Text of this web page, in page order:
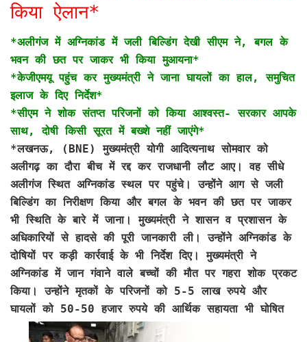
किया ऐलान*
*अलीगंज में अग्निकांड में जली बिल्डिंग देखी सीएम ने, बगल के
भवन की छत पर जाकर भी किया मुआयना*
*केजीएमयू पहुंच कर मुख्यमंत्री ने जाना घायलों का हाल, समुचित
इलाज के दिए निर्देश*
*सीएम ने शोक संतप्त परिजनों को किया आश्वस्त- सरकार आपके
साथ, दोषी किसी सूरत में बख्शे नहीं जाएंगे*
*लखनऊ, (BNE)
मुख्यमंत्री योगी आदित्यनाथ सोमवार को
अलीगढ़ का दौरा बीच में रद्द कर राजधानी लौट आए। वह सीधे
अलीगंज स्थित अग्निकांड स्थल पर पहुंचे। उन्होंने आग से जली
बिल्डिंग का निरीक्षण किया और बगल के भवन की छत पर जाकर
भी स्थिति के बारे में जाना। मुख्यमंत्री ने शासन व प्रशासन के
अधिकारियों से हादसे की पूरी जानकारी ली। उन्होंने अग्निकांड के
दोषियों पर कड़ी कार्रवाई के भी निर्देश दिए। मुख्यमंत्री ने
अग्निकांड में जान गंवाने वाले बच्चों की मौत पर गहरा शोक प्रकट
किया। उन्होंने मृतकों के परिजनों को 5-5 लाख रुपये और
घायलों को 50-50 हजार रुपये की आर्थिक सहायता भी घोषित